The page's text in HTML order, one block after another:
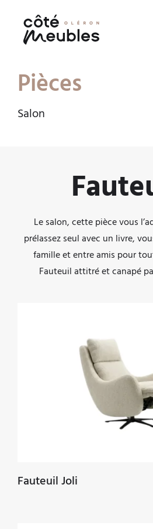
Pièces
Salon
Le salon, cette pièce vous
prélassez seul avec un livre,
famille et entre amis pour
Fauteuil attitré et canapé
Fauteuil Joli